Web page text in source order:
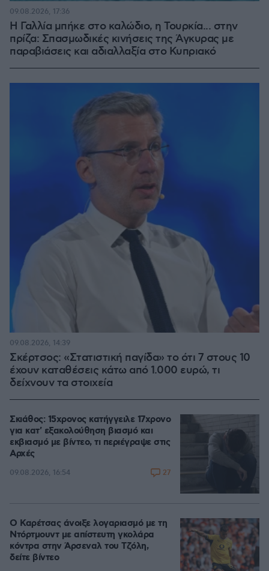
Η Γαλλία μπήκε στο καλώδιο, η Τουρκία... στην
πρίζα: Σπασμωδικές κινήσεις της Άγκυρας με
παραβιάσεις και αδιαλλαξία στο Κυπριακό
09.08.2026, 17:36
Σκέρτσος: «Στατιστική παγίδα» το ότι 7 στους 10
έχουν καταθέσεις κάτω από 1.000 ευρώ, τι
δείχνουν τα στοιχεία
09.08.2026, 14:39
Σκιάθος: 15χρονος κατήγγειλε 17χρονο
για κατ' εξακολούθηση βιασμό και
εκβιασμό με βίντεο, τι περιέγραψε στις
Αρχές
09.08.2026, 16:54 27
Ο Καρέτσας άνοιξε λογαριασμό με τη
Ντόρτμουντ με απίστευτη γκολάρα
κόντρα στην Άρσεναλ του Τζόλη,
δείτε βίντεο